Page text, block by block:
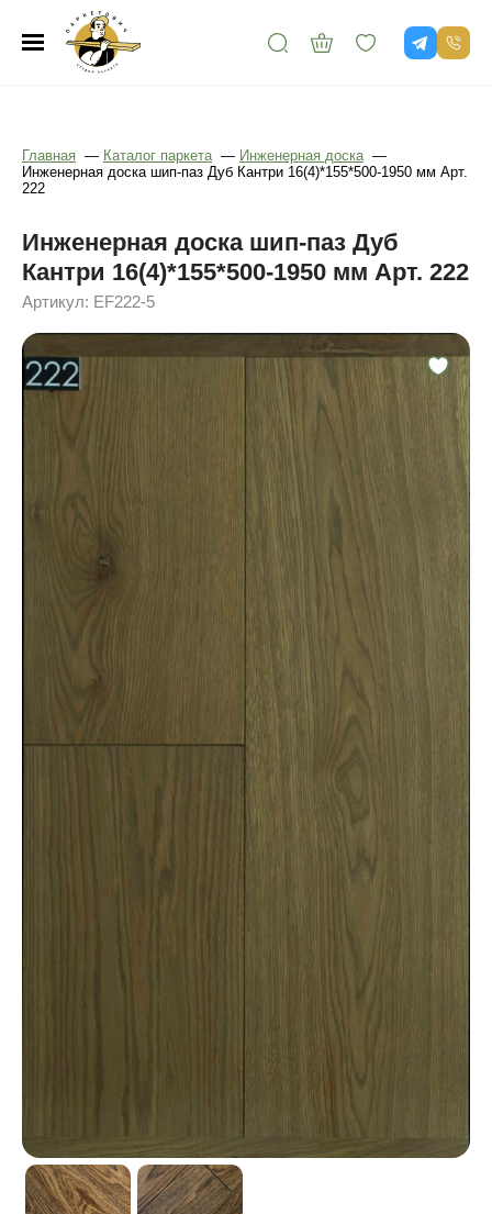
Главная — Каталог паркета — Инженерная доска —
Инженерная доска шип-паз Дуб Кантри 16(4)*155*500-1950 мм Арт.
222
Инженерная доска шип-паз Дуб
Кантри 16(4)*155*500-1950 мм Арт. 222
Артикул: EF222-5